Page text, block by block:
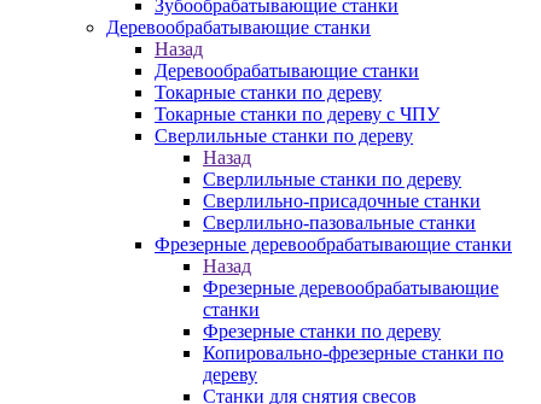
Зубообрабатывающие станки
Деревообрабатывающие станки
Назад
Деревообрабатывающие станки
Токарные станки по дереву
Токарные станки по дереву с ЧПУ
Сверлильные станки по дереву
Назад
Сверлильные станки по дереву
Сверлильно-присадочные станки
Сверлильно-пазовальные станки
Фрезерные деревообрабатывающие станки
Назад
Фрезерные деревообрабатывающие
станки
Фрезерные станки по дереву
Копировально-фрезерные станки по
дереву
Станки для снятия свесов